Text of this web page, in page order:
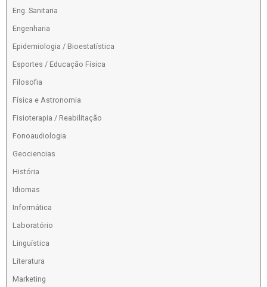
Eng. Sanitaria
Engenharia
Epidemiologia / Bioestatística
Esportes / Educação Física
Filosofia
Física e Astronomia
Fisioterapia / Reabilitação
Fonoaudiologia
Geociencias
História
Idiomas
Informática
Laboratório
Linguística
Literatura
Marketing